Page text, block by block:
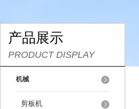
产品展示
PRODUCT DISPLAY
机械
剪板机